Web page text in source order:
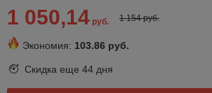
1 050,14 руб. 1 154 руб.
Экономия: 103.86 руб.
Скидка еще 44 дня